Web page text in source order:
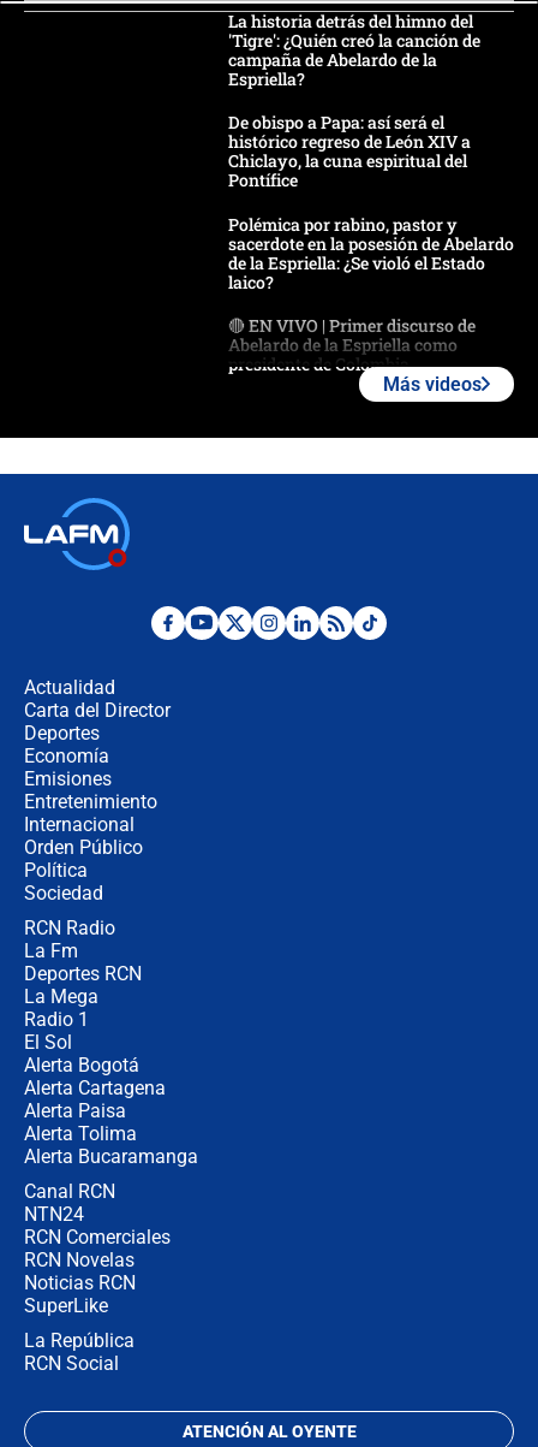
La historia detrás del himno del
'Tigre': ¿Quién creó la canción de
campaña de Abelardo de la
Espriella?
De obispo a Papa: así será el
histórico regreso de León XIV a
Chiclayo, la cuna espiritual del
Pontífice
Polémica por rabino, pastor y
sacerdote en la posesión de Abelardo
de la Espriella: ¿Se violó el Estado
laico?
🔴 EN VIVO | Primer discurso de
Abelardo de la Espriella como
presidente de Colombia
Desde dermatitis hasta infecciones:
Más videos
Actualidad
Carta del Director
Deportes
Economía
Emisiones
Entretenimiento
Internacional
Orden Público
Política
Sociedad
RCN Radio
La Fm
Deportes RCN
La Mega
Radio 1
El Sol
Alerta Bogotá
Alerta Cartagena
Alerta Paisa
Alerta Tolima
Alerta Bucaramanga
Canal RCN
NTN24
RCN Comerciales
RCN Novelas
Noticias RCN
SuperLike
La República
RCN Social
ATENCIÓN AL OYENTE